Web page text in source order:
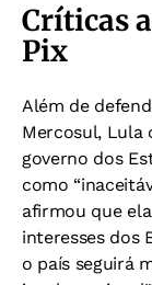
Críticas
Pix
Além de
Mercosul, Lula
governo dos
como
afirmou que
interesses dos
o país seguirá